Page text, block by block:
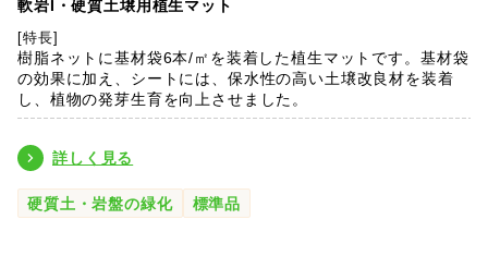
軟岩I・硬質土壌用植生マット
[特長]
樹脂ネットに基材袋6本/㎡を装着した植生マットです。基材袋
の効果に加え、シートには、保水性の高い土壌改良材を装着
し、植物の発芽生育を向上させました。
詳しく見る
硬質土・岩盤の緑化 標準品